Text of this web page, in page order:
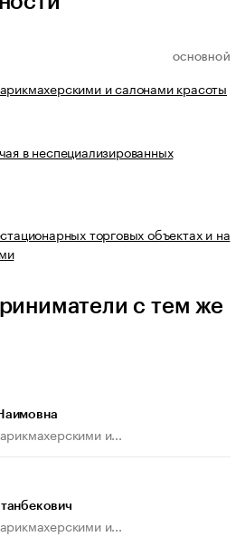
ОСНОВНОЙ
и салонами красоты
в неспециализированных
торговых объектах и на
с тем же
и...
и...